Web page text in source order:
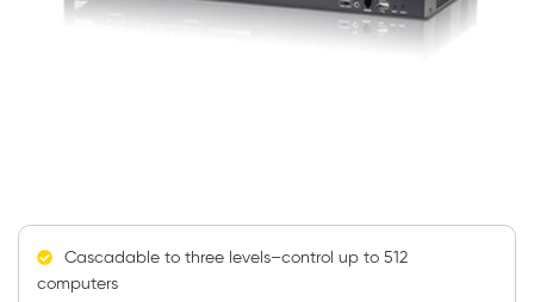
Cascadable to three levels–control up to 512
computers